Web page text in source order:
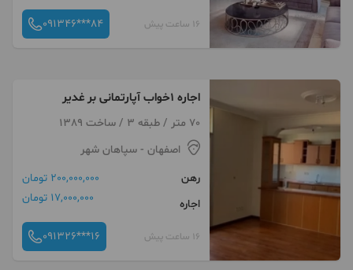
16 ساعت پیش 091346***84
اجاره 1خواب آپارتمانی بر غدیر
70 متر / طبقه 3 / ساخت 1389
اصفهان - سپاهان شهر
رهن
200,000,000 تومان
اجاره
17,000,000 تومان
16 ساعت پیش 091326***16